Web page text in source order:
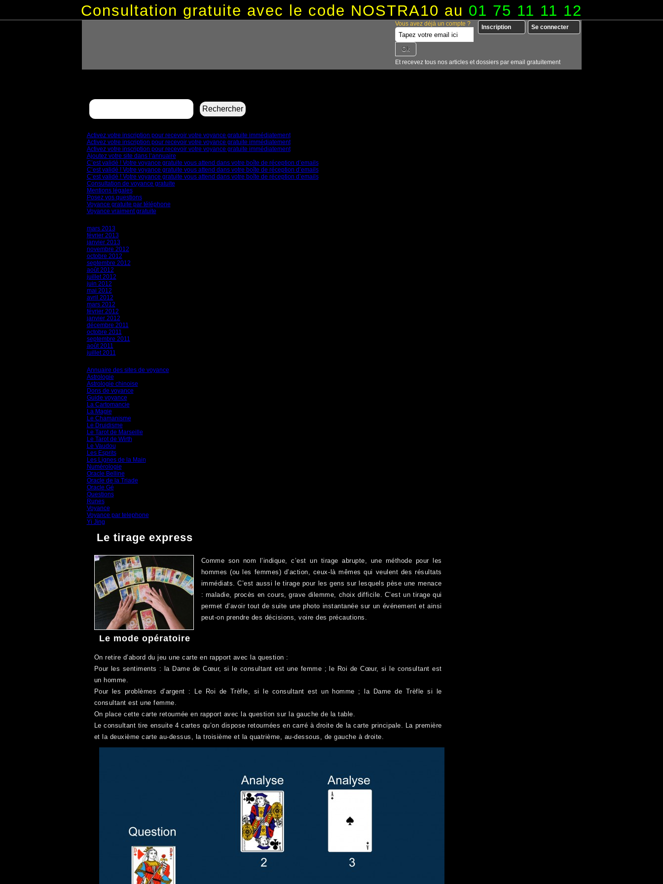
Consultation gratuite avec le code NOSTRA10 au 01 75 11 11 12
Vous avez déjà un compte ? Se connecter
Inscription
Et recevez tous nos articles et dossiers par email gratuitement
Rechercher :
Activez votre inscription pour recevoir votre voyance gratuite immédiatement
Activez votre inscription pour recevoir votre voyance gratuite immédiatement
Activez votre inscription pour recevoir votre voyance gratuite immédiatement
Ajoutez votre site dans l’annuaire
C’est validé ! Votre voyance gratuite vous attend dans votre boîte de réception d’emails
C’est validé ! Votre voyance gratuite vous attend dans votre boîte de réception d’emails
C’est validé ! Votre voyance gratuite vous attend dans votre boîte de réception d’emails
Consultation de voyance gratuite
Mentions légales
Posez vos questions
Voyance gratuite par téléphone
Voyance vraiment gratuite
mars 2013
février 2013
janvier 2013
novembre 2012
octobre 2012
septembre 2012
août 2012
juillet 2012
juin 2012
mai 2012
avril 2012
mars 2012
février 2012
janvier 2012
décembre 2011
octobre 2011
septembre 2011
août 2011
juillet 2011
Annuaire des sites de voyance
Astrologie
Astrologie chinoise
Dons de voyance
Guide voyance
La Cartomancie
La Magie
Le Chamanisme
Le Druidisme
Le Tarot de Marseille
Le Tarot de Wirth
Le Vaudou
Les Esprits(31)
Les Lignes de la Main
Numérologie
Oracle Belline
Oracle de la Triade
Oracle Gé
Questions(313)
Runes(31)
Voyance
Voyance par telephone
Yi Jing
Le tirage express
Comme son nom l’indique, c’est un tirage abrupte, une méthode pour les
hommes (ou les femmes) d’action, ceux-là mêmes qui veulent des résultats
immédiats. C’est aussi le tirage pour les gens sur lesquels pèse une menace
: maladie, procès en cours, grave dilemme, choix difficile. C’est un tirage qui
permet d’avoir tout de suite une photo instantanée sur un événement et ainsi
peut-on prendre des décisions, voire des précautions.
Le mode opératoire
On retire d’abord du jeu une carte en rapport avec la question :
Pour les sentiments : la Dame de Cœur, si le consultant est une femme ; le Roi de Cœur, si le consultant est
un homme.
Pour les problèmes d’argent : Le Roi de Trèfle, si le consultant est un homme ; la Dame de Trèfle si le
consultant est une femme.
On place cette carte retournée en rapport avec la question sur la gauche de la table.
Le consultant tire ensuite 4 cartes qu’on dispose retournées en carré à droite de la carte principale. La première
et la deuxième carte au-dessus, la troisième et la quatrième, au-dessous, de gauche à droite.